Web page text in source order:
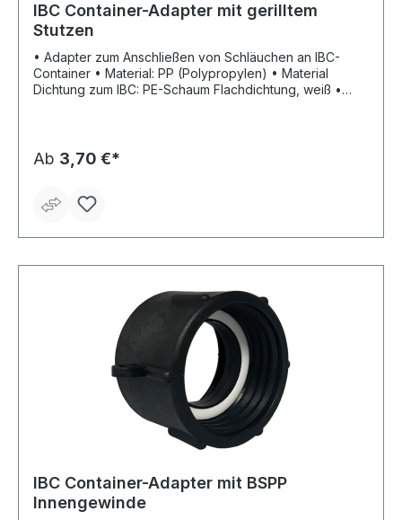
IBC Container-Adapter mit gerilltem
Stutzen
• Adapter zum Anschließen von Schläuchen an IBC-
Container • Material: PP (Polypropylen) • Material
Dichtung zum IBC: PE-Schaum Flachdichtung, weiß •
Ab 3,70 €*
IBC Container-Adapter mit BSPP
Innengewinde